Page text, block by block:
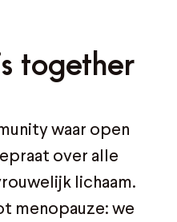
together
waar open
over alle
lichaam.
menopauze: we